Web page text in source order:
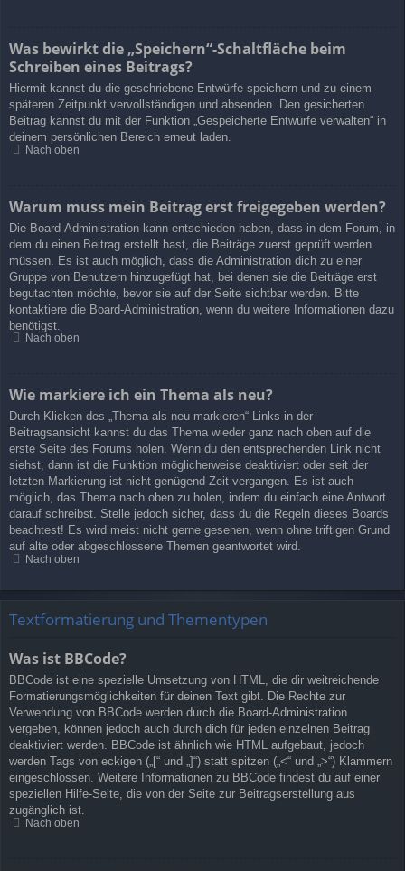
Was bewirkt die „Speichern“-Schaltfläche beim
Schreiben eines Beitrags?
Hiermit kannst du die geschriebene Entwürfe speichern und zu einem
späteren Zeitpunkt vervollständigen und absenden. Den gesicherten
Beitrag kannst du mit der Funktion „Gespeicherte Entwürfe verwalten“ in
deinem persönlichen Bereich erneut laden.
Nach oben
Warum muss mein Beitrag erst freigegeben werden?
Die Board-Administration kann entschieden haben, dass in dem Forum, in
dem du einen Beitrag erstellt hast, die Beiträge zuerst geprüft werden
müssen. Es ist auch möglich, dass die Administration dich zu einer
Gruppe von Benutzern hinzugefügt hat, bei denen sie die Beiträge erst
begutachten möchte, bevor sie auf der Seite sichtbar werden. Bitte
kontaktiere die Board-Administration, wenn du weitere Informationen dazu
benötigst.
Nach oben
Wie markiere ich ein Thema als neu?
Durch Klicken des „Thema als neu markieren“-Links in der
Beitragsansicht kannst du das Thema wieder ganz nach oben auf die
erste Seite des Forums holen. Wenn du den entsprechenden Link nicht
siehst, dann ist die Funktion möglicherweise deaktiviert oder seit der
letzten Markierung ist nicht genügend Zeit vergangen. Es ist auch
möglich, das Thema nach oben zu holen, indem du einfach eine Antwort
darauf schreibst. Stelle jedoch sicher, dass du die Regeln dieses Boards
beachtest! Es wird meist nicht gerne gesehen, wenn ohne triftigen Grund
auf alte oder abgeschlossene Themen geantwortet wird.
Nach oben
Textformatierung und Thementypen
Was ist BBCode?
BBCode ist eine spezielle Umsetzung von HTML, die dir weitreichende
Formatierungsmöglichkeiten für deinen Text gibt. Die Rechte zur
Verwendung von BBCode werden durch die Board-Administration
vergeben, können jedoch auch durch dich für jeden einzelnen Beitrag
deaktiviert werden. BBCode ist ähnlich wie HTML aufgebaut, jedoch
werden Tags von eckigen („[“ und „]“) statt spitzen („<“ und „>“) Klammern
eingeschlossen. Weitere Informationen zu BBCode findest du auf einer
speziellen Hilfe-Seite, die von der Seite zur Beitragserstellung aus
zugänglich ist.
Nach oben